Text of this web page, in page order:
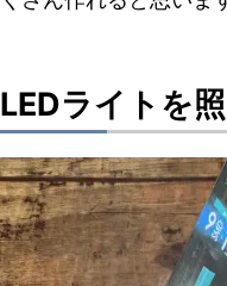
LEDライトを